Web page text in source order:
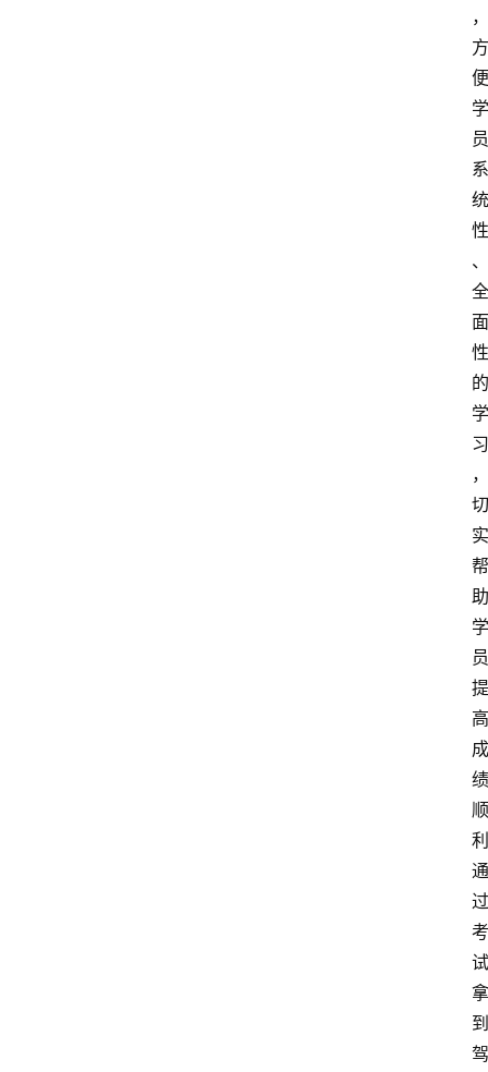
，
方
便
学
员
系
统
性
、
全
面
性
的
学
习
，
切
实
帮
助
学
员
提
高
成
绩
顺
利
通
过
考
试
拿
到
驾